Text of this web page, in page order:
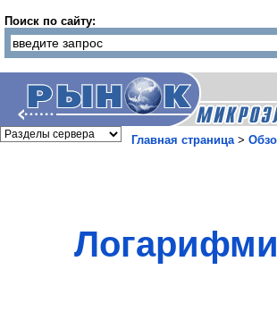
Поиск по сайту:
Главная страница>